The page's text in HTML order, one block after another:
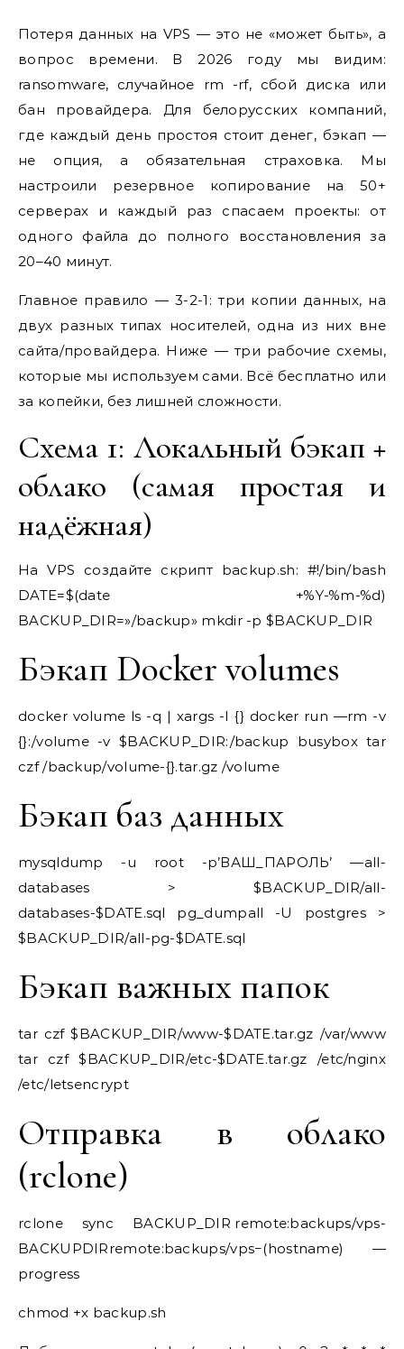
Потеря данных на VPS — это не «может быть», а
вопрос времени. В 2026 году мы видим:
ransomware, случайное rm -rf, сбой диска или
бан провайдера. Для белорусских компаний,
где каждый день простоя стоит денег, бэкап —
не опция, а обязательная страховка. Мы
настроили резервное копирование на 50+
серверах и каждый раз спасаем проекты: от
одного файла до полного восстановления за
20–40 минут.
Главное правило — 3-2-1: три копии данных, на
двух разных типах носителей, одна из них вне
сайта/провайдера. Ниже — три рабочие схемы,
которые мы используем сами. Всё бесплатно или
за копейки, без лишней сложности.
Схема 1: Локальный бэкап +
облако (самая простая и
надёжная)
На VPS создайте скрипт backup.sh: #!/bin/bash
DATE=$(date +%Y-%m-%d)
BACKUP_DIR=»/backup» mkdir -p $BACKUP_DIR
Бэкап Docker volumes
docker volume ls -q | xargs -I {} docker run —rm -v
{}:/volume -v $BACKUP_DIR:/backup busybox tar
czf /backup/volume-{}.tar.gz /volume
Бэкап баз данных
mysqldump -u root -p’ВАШ_ПАРОЛЬ’ —all-
databases > $BACKUP_DIR/all-
databases-$DATE.sql pg_dumpall -U postgres >
$BACKUP_DIR/all-pg-$DATE.sql
Бэкап важных папок
tar czf $BACKUP_DIR/www-$DATE.tar.gz /var/www
tar czf $BACKUP_DIR/etc-$DATE.tar.gz /etc/nginx
/etc/letsencrypt
Отправка в облако
(rclone)
rclone sync BACKUP_DIR remote:backups/vps-
BACKUPD​IRremote:backups/vps−(hostname) —
progress
chmod +x backup.sh